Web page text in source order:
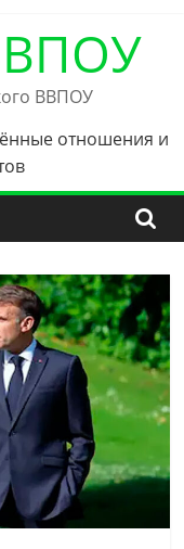
ВВПОУ
отношения и